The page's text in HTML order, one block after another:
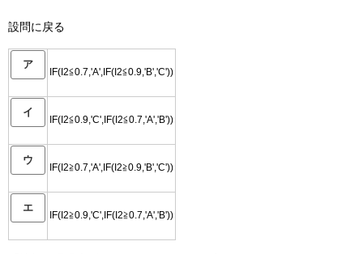
設問に戻る
ア
IF(I2≦0.7,'A',IF(I2≦0.9,'B','C'))
イ
IF(I2≦0.9,'C',IF(I2≦0.7,'A','B'))
ウ
IF(I2≧0.7,'A',IF(I2≧0.9,'B','C'))
エ
IF(I2≧0.9,'C',IF(I2≧0.7,'A','B'))